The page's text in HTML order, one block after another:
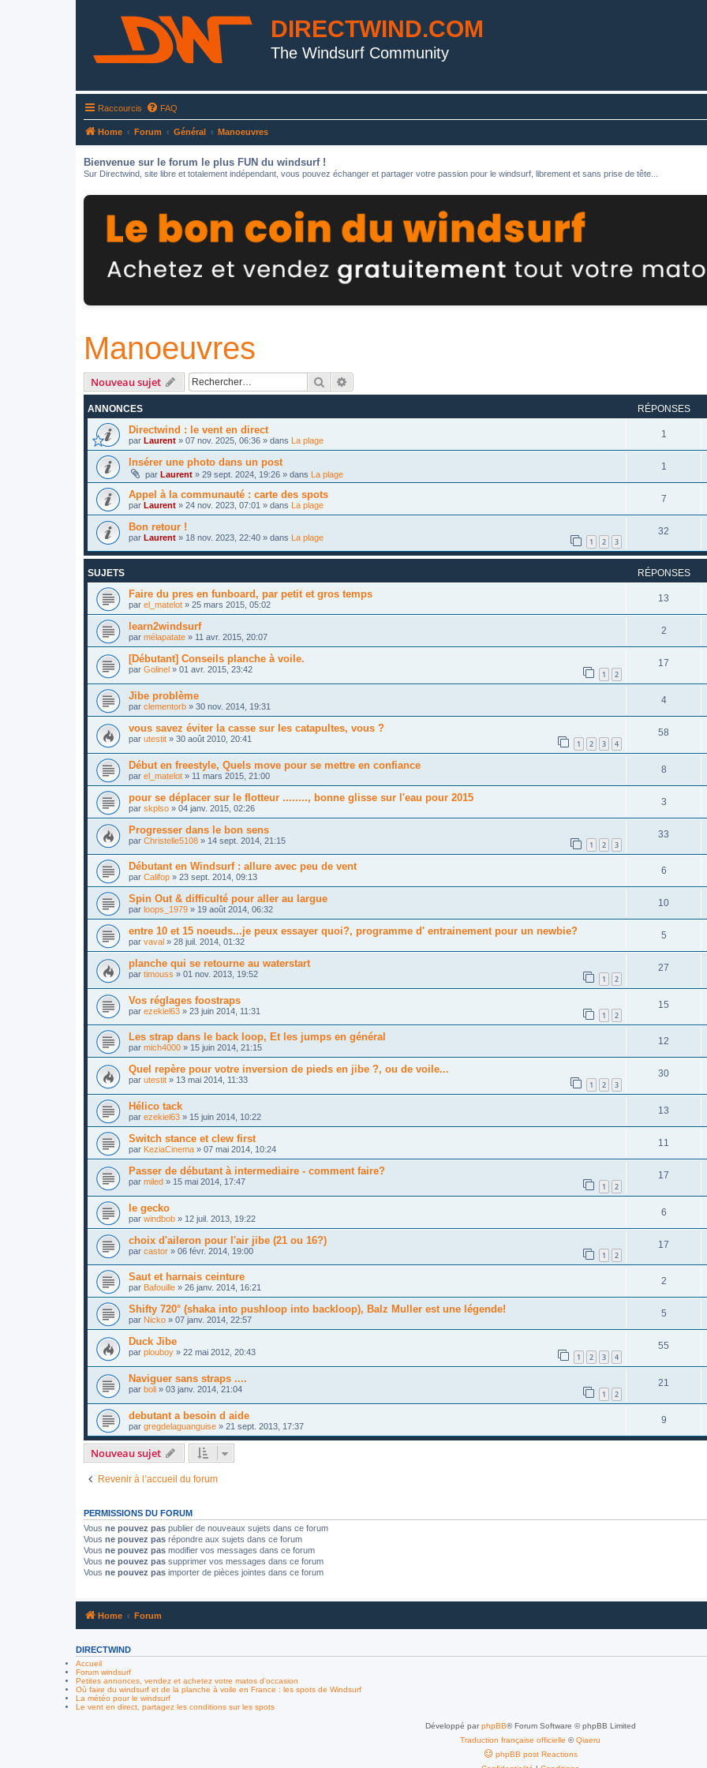
DIRECTWIND.COM
The Windsurf Community
Raccourcis FAQ
Home Forum Général Manoeuvres
Bienvenue sur le forum le plus FUN du windsurf !
Sur Directwind, site libre et totalement indépendant, vous pouvez échanger et partager votre passion pour le windsurf, librement et sans prise de tête...
Manoeuvres
Nouveau sujet Rechercher
ANNONCES RÉPONSES
Directwind : le vent en direct
par Laurent » 07 nov. 2025, 06:36 » dans La plage
1
Insérer une photo dans un post
par Laurent » 29 sept. 2024, 19:26 » dans La plage
1
Appel à la communauté : carte des spots
par Laurent » 24 nov. 2023, 07:01 » dans La plage
7
Bon retour !
par Laurent » 18 nov. 2023, 22:40 » dans La plage 1 2 3
32
SUJETS RÉPONSES
Faire du pres en funboard, par petit et gros temps
par el_matelot » 25 mars 2015, 05:02
13
learn2windsurf
par mélapatate » 11 avr. 2015, 20:07
2
[Débutant] Conseils planche à voile.
par Golinel » 01 avr. 2015, 23:42 1 2
17
Jibe problème
par clementorb » 30 nov. 2014, 19:31
4
vous savez éviter la casse sur les catapultes, vous ?
par utestit » 30 août 2010, 20:41 1 2 3 4
58
Début en freestyle, Quels move pour se mettre en confiance
par el_matelot » 11 mars 2015, 21:00
8
pour se déplacer sur le flotteur ........, bonne glisse sur l'eau pour 2015
par skplso » 04 janv. 2015, 02:26
3
Progresser dans le bon sens
par Christelle5108 » 14 sept. 2014, 21:15 1 2 3
33
Débutant en Windsurf : allure avec peu de vent
par Califop » 23 sept. 2014, 09:13
6
Spin Out & difficulté pour aller au largue
par loops_1979 » 19 août 2014, 06:32
10
entre 10 et 15 noeuds...je peux essayer quoi?, programme d' entrainement pour un newbie?
par vaval » 28 juil. 2014, 01:32
5
planche qui se retourne au waterstart
par timouss » 01 nov. 2013, 19:52 1 2
27
Vos réglages foostraps
par ezekiel63 » 23 juin 2014, 11:31 1 2
15
Les strap dans le back loop, Et les jumps en général
par mich4000 » 15 juin 2014, 21:15
12
Quel repère pour votre inversion de pieds en jibe ?, ou de voile...
par utestit » 13 mai 2014, 11:33 1 2 3
30
Hélico tack
par ezekiel63 » 15 juin 2014, 10:22
13
Switch stance et clew first
par KeziaCinema » 07 mai 2014, 10:24
11
Passer de débutant à intermediaire - comment faire?
par miled » 15 mai 2014, 17:47 1 2
17
le gecko
par windbob » 12 juil. 2013, 19:22
6
choix d'aileron pour l'air jibe (21 ou 16?)
par castor » 06 févr. 2014, 19:00 1 2
17
Saut et harnais ceinture
par Bafouille » 26 janv. 2014, 16:21
2
Shifty 720° (shaka into pushloop into backloop), Balz Muller est une légende!
par Nicko » 07 janv. 2014, 22:57
5
Duck Jibe
par plouboy » 22 mai 2012, 20:43 1 2 3 4
55
Naviguer sans straps ....
par boli » 03 janv. 2014, 21:04 1 2
21
debutant a besoin d aide
par gregdelaguanguise » 21 sept. 2013, 17:37
9
Nouveau sujet
Revenir à l’accueil du forum
PERMISSIONS DU FORUM
Vous ne pouvez pas publier de nouveaux sujets dans ce forum
Vous ne pouvez pas répondre aux sujets dans ce forum
Vous ne pouvez pas modifier vos messages dans ce forum
Vous ne pouvez pas supprimer vos messages dans ce forum
Vous ne pouvez pas importer de pièces jointes dans ce forum
Home Forum
DIRECTWIND
Accueil
Forum windsurf
Petites annonces, vendez et achetez votre matos d'occasion
Où faire du windsurf et de la planche à voile en France : les spots de Windsurf
La météo pour le windsurf
Le vent en direct, partagez les conditions sur les spots
Développé parphpBB® Forum Software © phpBB Limited
Traduction française officielle ©Qiaeru
phpBB post Reactions